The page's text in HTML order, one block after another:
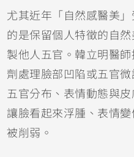
尤其近年「自然感醫美
的是保留個人特徵的自
製他人五官。韓立明醫
劑處理臉部凹陷或五官
五官分布、表情動態與
讓臉看起來浮腫、表情
被削弱。